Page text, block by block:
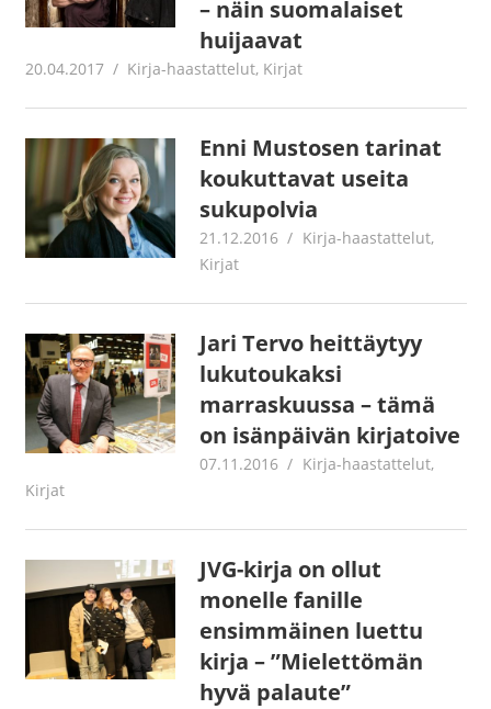
– näin suomalaiset
huijaavat
20.04.2017 Jouni Hirn
Kirja-haastattelut, Kirjat
Enni Mustosen tarinat
koukuttavat useita
sukupolvia
21.12.2016 Jouni Hirn
Kirja-haastattelut,
Kirjat
Jari Tervo heittäytyy
lukutoukaksi
marraskuussa – tämä
on isänpäivän kirjatoive
07.11.2016 Jouni Hirn
Kirja-haastattelut,
Kirjat
JVG-kirja on ollut
monelle fanille
ensimmäinen luettu
kirja – ”Mielettömän
hyvä palaute”